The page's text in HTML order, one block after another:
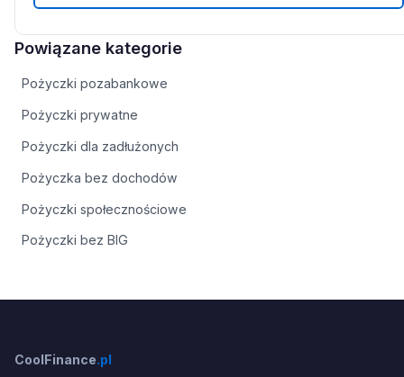
Powiązane kategorie
Pożyczki pozabankowe
Pożyczki prywatne
Pożyczki dla zadłużonych
Pożyczka bez dochodów
Pożyczki społecznościowe
Pożyczki bez BIG
CoolFinance.pl